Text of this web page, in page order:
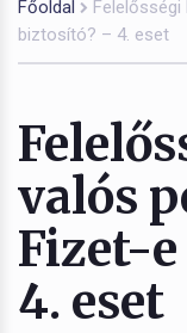
Főoldal
biztosító? – 4. eset
valós
Fizet-
4. eset